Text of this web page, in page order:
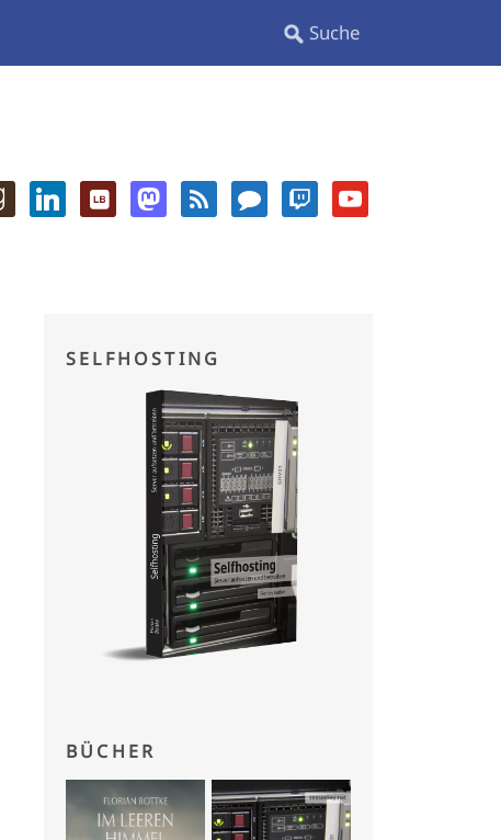
SELFHOSTING
BÜCHER